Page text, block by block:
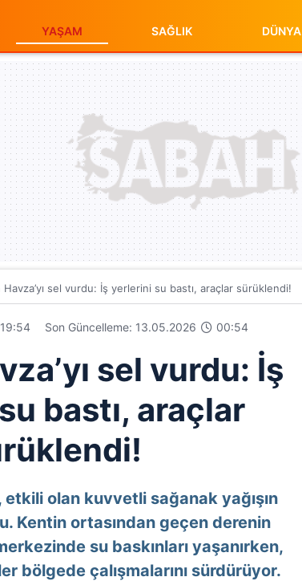
YAŞAM SAĞLIK DÜNYA
Havza’yı sel vurdu: İş yerlerini su bastı, araçlar sürüklendi!
19:54 Son Güncelleme: 13.05.2026 00:54
sel vurdu: İş
bastı, araçlar
olan kuvvetli sağanak yağışın
Kentin ortasından geçen derenin
su baskınları yaşanırken,
bölgede çalışmalarını sürdürüyor.